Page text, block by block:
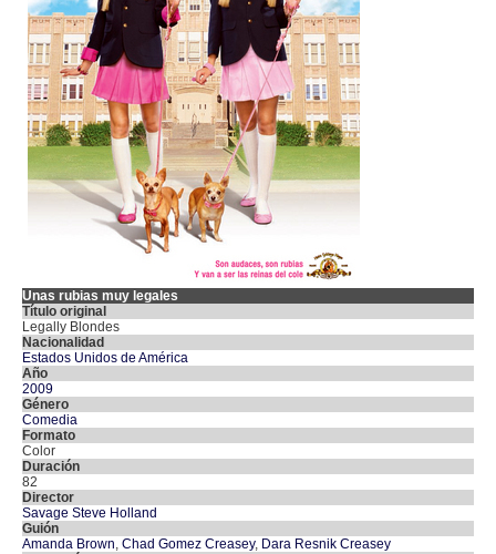
Unas rubias muy legales
Título original
Legally Blondes
Nacionalidad
Estados Unidos de América
Año
2009
Género
Comedia
Formato
Color
Duración
82
Director
Savage Steve Holland
Guión
Amanda Brown, Chad Gomez Creasey, Dara Resnik Creasey